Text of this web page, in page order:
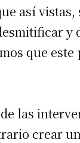
así vistas,
que
las
crear